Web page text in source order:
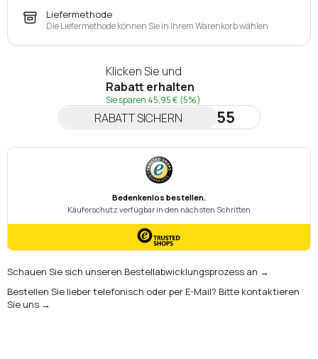
Liefermethode
Die Liefermethode können Sie in Ihrem Warenkorb wählen
Klicken Sie und
Rabatt erhalten
Sie sparen 45,95 € (5%)
RABATT SICHERN
NEWSLETTER55
Schauen Sie sich unseren Bestellabwicklungsprozess an →
Bestellen Sie lieber telefonisch oder per E-Mail? Bitte kontaktieren
Sie uns →